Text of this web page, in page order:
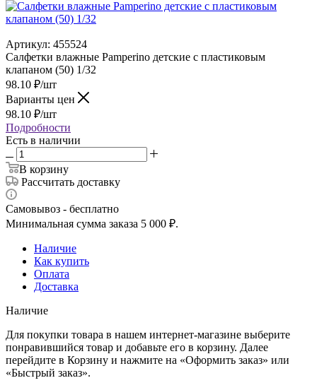
Артикул: 455524
Салфетки влажные Pamperino детские с пластиковым
клапаном (50) 1/32
98.10 ₽/шт
Варианты цен
98.10 ₽/шт
Подробности
Есть в наличии
В корзину
Рассчитать доставку
Самовывоз - бесплатно
Минимальная сумма заказа 5 000 ₽.
Наличие
Как купить
Оплата
Доставка
Наличие
Для покупки товара в нашем интернет-магазине выберите
понравившийся товар и добавьте его в корзину. Далее
перейдите в Корзину и нажмите на «Оформить заказ» или
«Быстрый заказ».